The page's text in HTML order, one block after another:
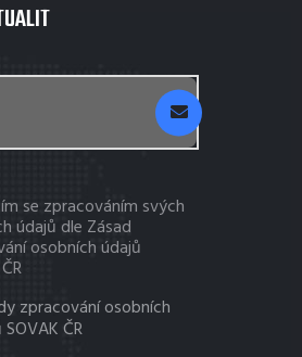
se zpracováním svých
údajů dle Zásad
osobních údajů
zpracování osobních
ČR